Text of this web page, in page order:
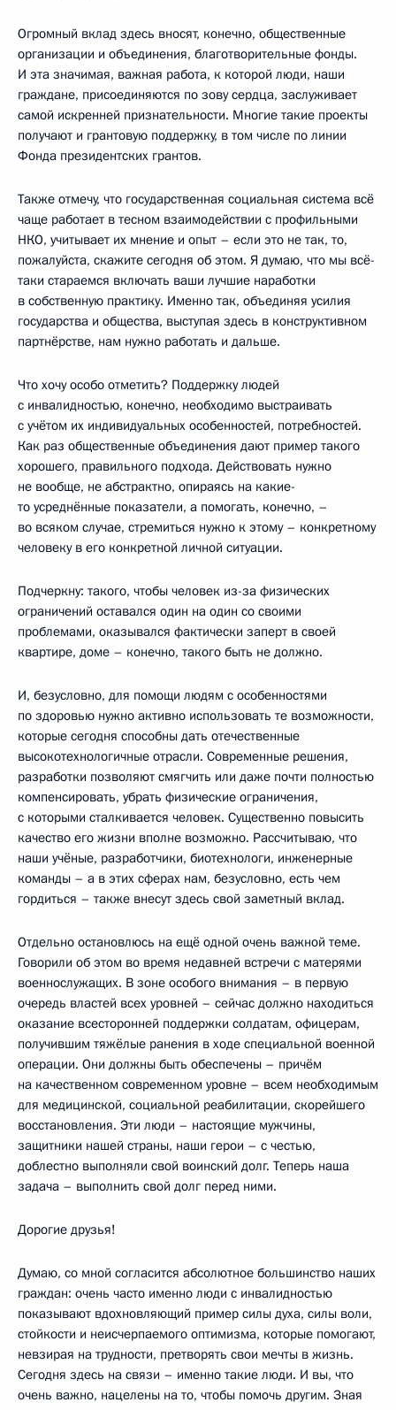
Огромный вклад здесь вносят, конечно, общественные
организации и объединения, благотворительные фонды.
И эта значимая, важная работа, к которой люди, наши
граждане, присоединяются по зову сердца, заслуживает
самой искренней признательности. Многие такие проекты
получают и грантовую поддержку, в том числе по линии
Фонда президентских грантов.
Также отмечу, что государственная социальная система всё
чаще работает в тесном взаимодействии с профильными
НКО, учитывает их мнение и опыт – если это не так, то,
пожалуйста, скажите сегодня об этом. Я думаю, что мы всё-
таки стараемся включать ваши лучшие наработки
в собственную практику. Именно так, объединяя усилия
государства и общества, выступая здесь в конструктивном
партнёрстве, нам нужно работать и дальше.
Что хочу особо отметить? Поддержку людей
с инвалидностью, конечно, необходимо выстраивать
с учётом их индивидуальных особенностей, потребностей.
Как раз общественные объединения дают пример такого
хорошего, правильного подхода. Действовать нужно
не вообще, не абстрактно, опираясь на какие-
то усреднённые показатели, а помогать, конечно, –
во всяком случае, стремиться нужно к этому – конкретному
человеку в его конкретной личной ситуации.
Подчеркну: такого, чтобы человек из-за физических
ограничений оставался один на один со своими
проблемами, оказывался фактически заперт в своей
квартире, доме – конечно, такого быть не должно.
И, безусловно, для помощи людям с особенностями
по здоровью нужно активно использовать те возможности,
которые сегодня способны дать отечественные
высокотехнологичные отрасли. Современные решения,
разработки позволяют смягчить или даже почти полностью
компенсировать, убрать физические ограничения,
с которыми сталкивается человек. Существенно повысить
качество его жизни вполне возможно. Рассчитываю, что
наши учёные, разработчики, биотехнологи, инженерные
команды – а в этих сферах нам, безусловно, есть чем
гордиться – также внесут здесь свой заметный вклад.
Отдельно остановлюсь на ещё одной очень важной теме.
Говорили об этом во время недавней встречи с матерями
военнослужащих. В зоне особого внимания – в первую
очередь властей всех уровней – сейчас должно находиться
оказание всесторонней поддержки солдатам, офицерам,
получившим тяжёлые ранения в ходе специальной военной
операции. Они должны быть обеспечены – причём
на качественном современном уровне – всем необходимым
для медицинской, социальной реабилитации, скорейшего
восстановления. Эти люди – настоящие мужчины,
защитники нашей страны, наши герои – с честью,
доблестно выполняли свой воинский долг. Теперь наша
задача – выполнить свой долг перед ними.
Дорогие друзья!
Думаю, со мной согласится абсолютное большинство наших
граждан: очень часто именно люди с инвалидностью
показывают вдохновляющий пример силы духа, силы воли,
стойкости и неисчерпаемого оптимизма, которые помогают,
невзирая на трудности, претворять свои мечты в жизнь.
Сегодня здесь на связи – именно такие люди. И вы, что
очень важно, нацелены на то, чтобы помочь другим. Зная